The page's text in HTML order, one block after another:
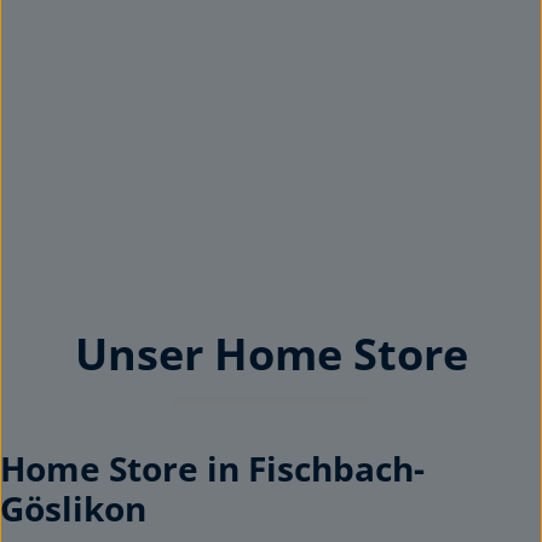
Unser Home Store
Home Store in Fischbach-
Göslikon